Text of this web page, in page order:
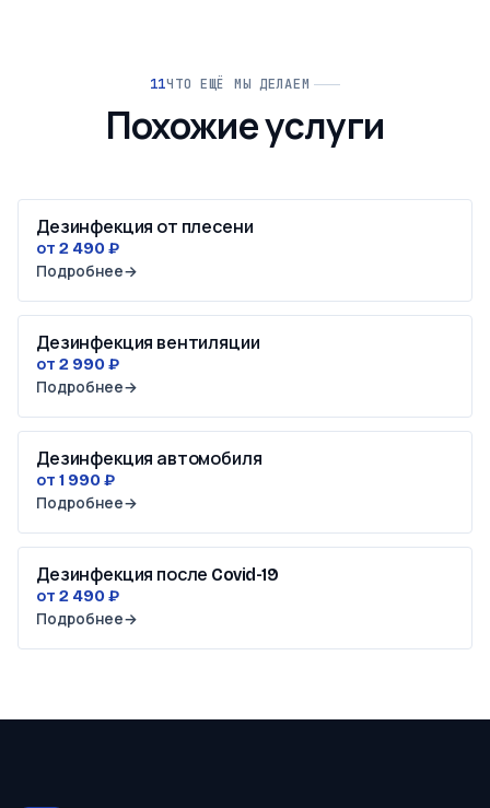
ЧТО ЕЩЁ МЫ ДЕЛАЕМ
Похожие услуги
Дезинфекция от плесени
от 2 490 ₽
Подробнее→
Дезинфекция вентиляции
от 2 990 ₽
Подробнее→
Дезинфекция автомобиля
от 1 990 ₽
Подробнее→
Дезинфекция после Covid-19
от 2 490 ₽
Подробнее→